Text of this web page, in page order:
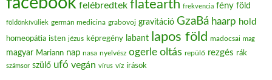
felébredtek flatearth frekvencia fény föld
földönkívüliek germán medicina grabovoj gravitáció GzaBá haarp hold
homeopátia isten jézus képregény labant lapos föld madocsai mag
magyar Mariann nap nasa nyelvész ogerle oltás repülő rezgés rák
számsor szülő ufó vegán vírus víz írások